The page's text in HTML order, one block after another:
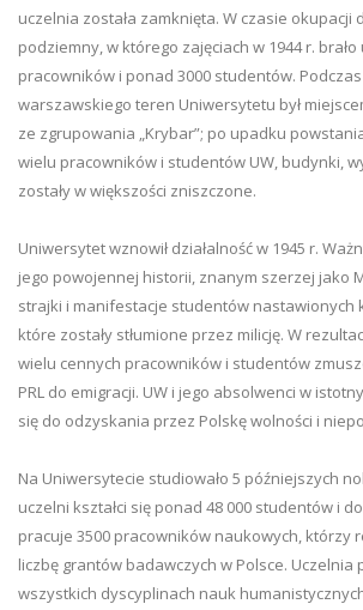
uczelnia została zamknięta. W czasie okupacji
podziemny, w którego zajęciach w 1944 r. brało
pracowników i ponad 3000 studentów.
warszawskiego teren Uniwersytetu był
ze zgrupowania „Krybar”; po upadku
wielu pracowników i studentów UW, budynki,
zostały w większości zniszczone.
Uniwersytet wznowił działalność w 1945 r.
jego powojennej historii, znanym szerzej jako
strajki i manifestacje studentów nastawionych
które zostały stłumione przez milicję. W
wielu cennych pracowników i studentów
PRL do emigracji. UW i jego absolwenci w
się do odzyskania przez Polskę wolności i
Na Uniwersytecie studiowało 5 późniejszych
uczelni kształci się ponad 48 000 studentów i
pracuje 3500 pracowników naukowych, którzy
liczbę grantów badawczych w Polsce.
wszystkich dyscyplinach nauk